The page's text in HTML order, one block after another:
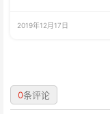
2019年12月17日
0条评论